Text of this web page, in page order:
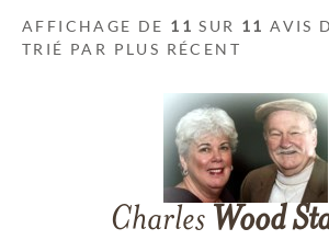
AFFICHAGE DE 11 SUR 11 AVIS
TRIÉ PAR PLUS RÉCENT
Charles Wood